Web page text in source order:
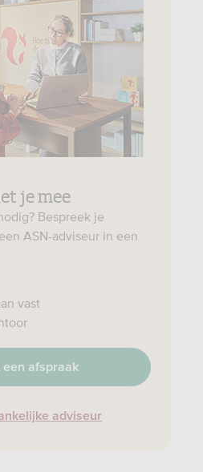
je mee
Bespreek je
ASN-adviseur in een
vast
een afspraak
adviseur